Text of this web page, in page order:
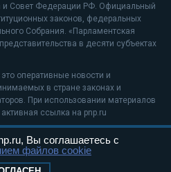
и Совет Федерации РФ. Официальный
законов, федеральных
Собрания. «Парламентская
в десяти субъектах
оперативные новости и
в стране законах и
При использовании материалов
ссылка на pnp.ru
рекомендательные
данных
Вы соглашаетесь с
файлов cookie